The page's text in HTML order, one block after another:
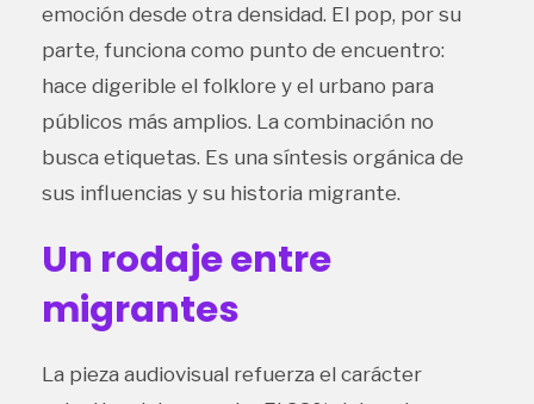
emoción desde otra densidad. El pop, por su
parte, funciona como punto de encuentro:
hace digerible el folklore y el urbano para
públicos más amplios. La combinación no
busca etiquetas. Es una síntesis orgánica de
sus influencias y su historia migrante.
Un rodaje entre
migrantes
La pieza audiovisual refuerza el carácter